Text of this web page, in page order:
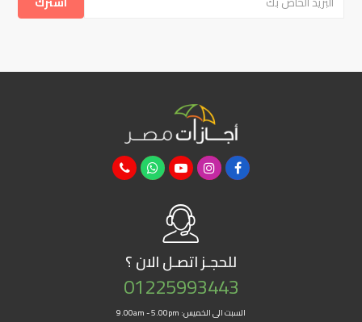
للحجـزاتصـل الان ؟
01225993443
السبت الى الخميس: 9.00am - 5.00pm